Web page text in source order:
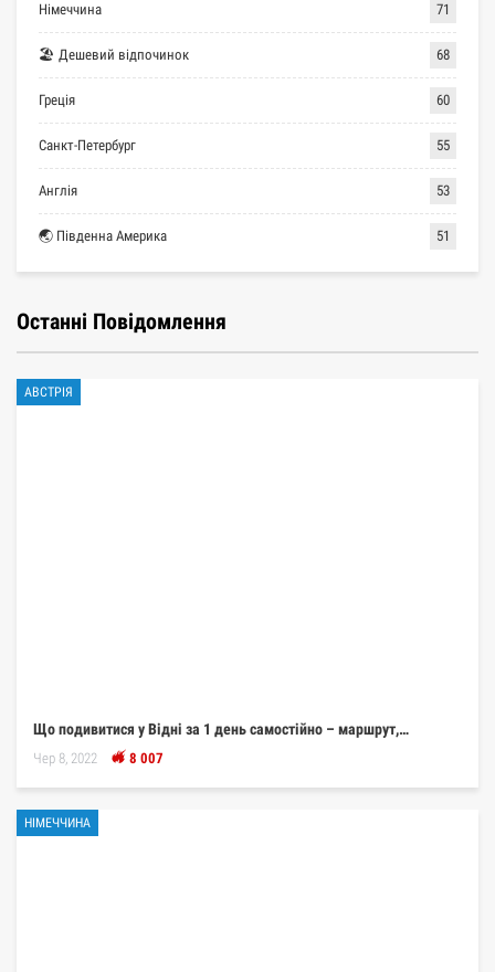
Німеччина 71
🏖 Дешевий відпочинок 68
Греція 60
Санкт-Петербург 55
Англія 53
🌏 Південна Америка 51
Останні Повідомлення
АВСТРІЯ
Що подивитися у Відні за 1 день самостійно – маршрут,…
Чер 8, 2022 8 007
НІМЕЧЧИНА